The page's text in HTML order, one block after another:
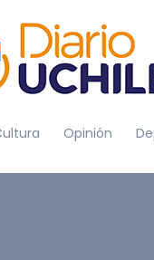
Opinión